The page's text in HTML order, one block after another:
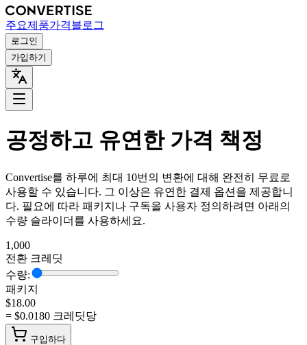
주요제품가격블로그
로그인
가입하기
공정하고 유연한 가격 책정
Convertise를 하루에 최대 10번의 변환에 대해 완전히 무료로
사용할 수 있습니다. 그 이상은 유연한 결제 옵션을 제공합니
다. 필요에 따라 패키지나 구독을 사용자 정의하려면 아래의
수량 슬라이더를 사용하세요.
1,000
전환 크레딧
수량:
패키지
$18.00
= $0.0180 크레딧당
구입하다